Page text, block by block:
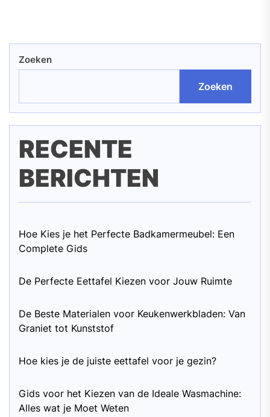
Zoeken
Zoeken
RECENTE
BERICHTEN
Hoe Kies je het Perfecte Badkamermeubel: Een
Complete Gids
De Perfecte Eettafel Kiezen voor Jouw Ruimte
De Beste Materialen voor Keukenwerkbladen: Van
Graniet tot Kunststof
Hoe kies je de juiste eettafel voor je gezin?
Gids voor het Kiezen van de Ideale Wasmachine:
Alles wat je Moet Weten